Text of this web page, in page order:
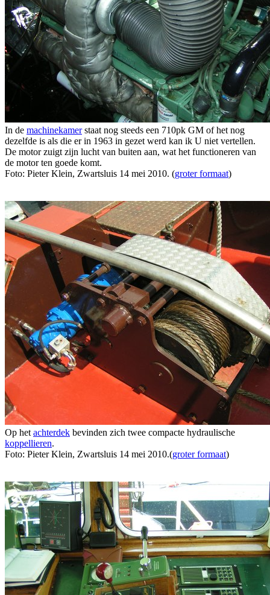
In de machinekamerstaat nog steeds een 710pk GM of het nog
dezelfde is als die er in 1963 in gezet werd kan ik U niet vertellen.
De motor zuigt zijn lucht van buiten aan, wat het functioneren van
de motor ten goede komt.
Foto: Pieter Klein, Zwartsluis 14 mei 2010. (groter formaat)
Op het achterdek bevinden zich twee compacte hydraulische
koppellieren.
Foto: Pieter Klein, Zwartsluis 14 mei 2010.(groter formaat)